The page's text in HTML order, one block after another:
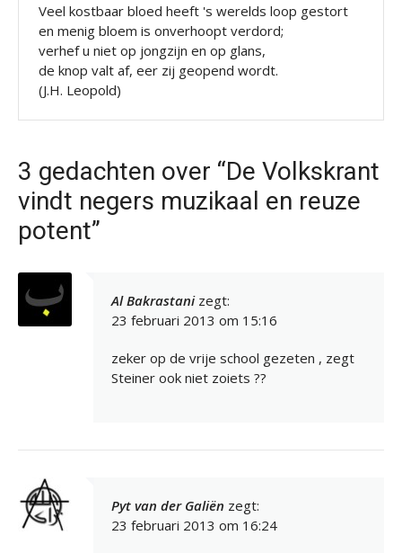
Veel kostbaar bloed heeft 's werelds loop gestort
en menig bloem is onverhoopt verdord;
verhef u niet op jongzijn en op glans,
de knop valt af, eer zij geopend wordt.
(J.H. Leopold)
3 gedachten over “De Volkskrant
vindt negers muzikaal en reuze
potent”
Al Bakrastani zegt:
23 februari 2013 om 15:16
zeker op de vrije school gezeten , zegt
Steiner ook niet zoiets ??
Pyt van der Galiën zegt:
23 februari 2013 om 16:24